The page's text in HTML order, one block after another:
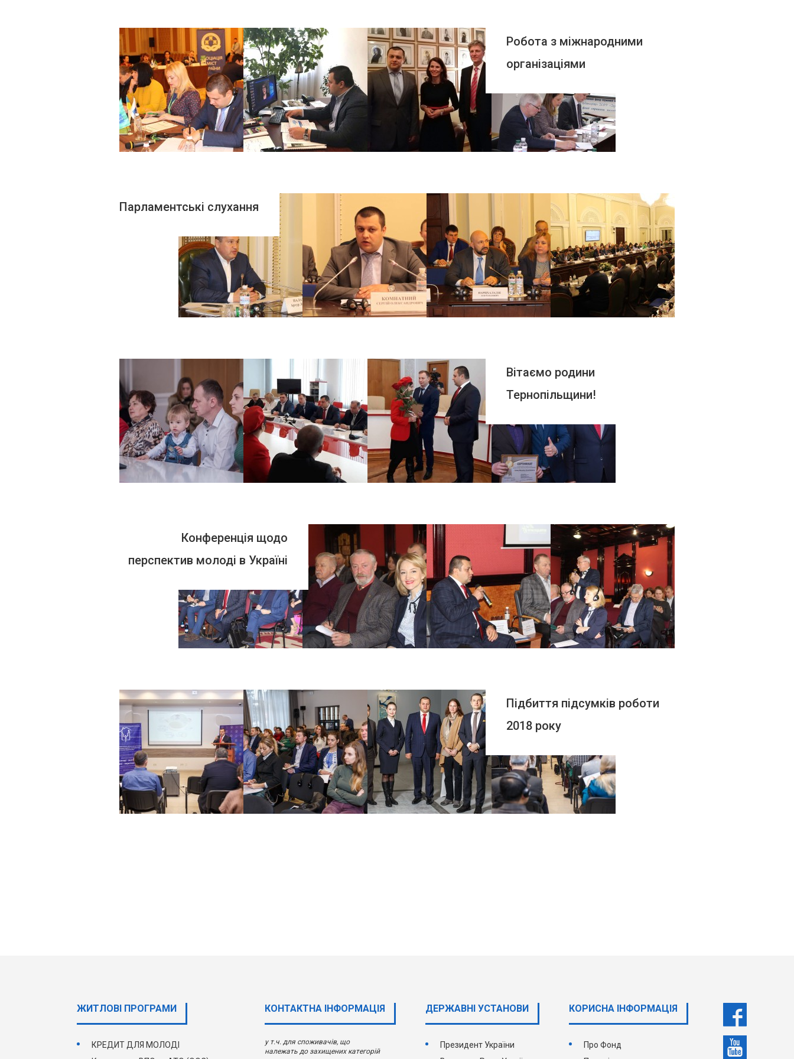
Робота з міжнародними
організаціями
Парламентські слухання
ПЕРЕГЛЯНУТИ
Вітаємо родини
Тернопільщини!
ПЕРЕГЛЯНУТИ
Конференція щодо
перспектив молоді в Україні
ПЕРЕГЛЯНУТИ
Підбиття підсумків роботи
2018 року
ПЕРЕГЛЯНУТИ
ЖИТЛОВІ ПРОГРАМИ
КРЕДИТ ДЛЯ МОЛОДІ
КОНТАКТНА ІНФОРМАЦІЯ
у т.ч. для споживачів, що
належать до захищених категорій
ДЕРЖАВНI УСТАНОВИ
Президент України
КОРИСНА ІНФОРМАЦІЯ
Про Фонд